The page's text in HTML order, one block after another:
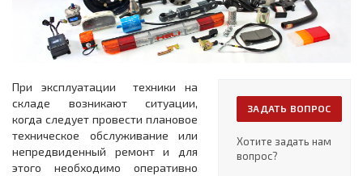
ЗАДАТЬ ВОПРОС
Хотите задать нам
вопрос?
При эксплуатации техники на
складе возникают ситуации,
когда следует провести плановое
техническое обслуживание или
непредвиденный ремонт и для
этого необходимо оперативно